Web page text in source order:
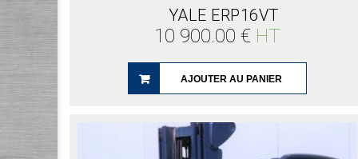
YALE ERP16VT
10 900.00€ HT
AJOUTER AU PANIER